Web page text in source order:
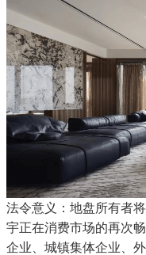
法令意义：地盘所有者
宇正在消费市场的再次
企业、城镇集体企业、